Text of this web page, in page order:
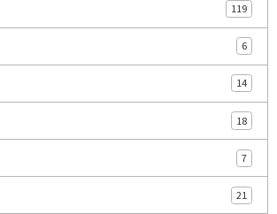
119
6
14
18
7
21